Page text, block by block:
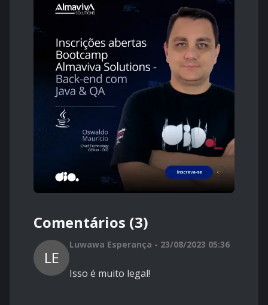
Comentários (3)
LE
Luwawa Esperança - 23/08/2023 05:36
Isso é muito legal!